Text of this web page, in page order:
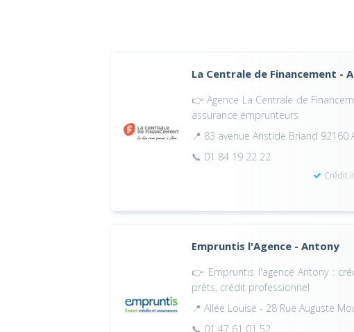
La Centrale de Financement -
👉 Agence La Centrale de
assurance emprunteurs
📍 83 avenue Aristide Briand 92160
📞 01 84 19 22 22
Crédit
Empruntis l'Agence - Antony
👉 Empruntis l'agence Antony :
prêts, crédit professionnel
📍 Allée Louise - 28 Rue Auguste
📞 01 47 61 01 52